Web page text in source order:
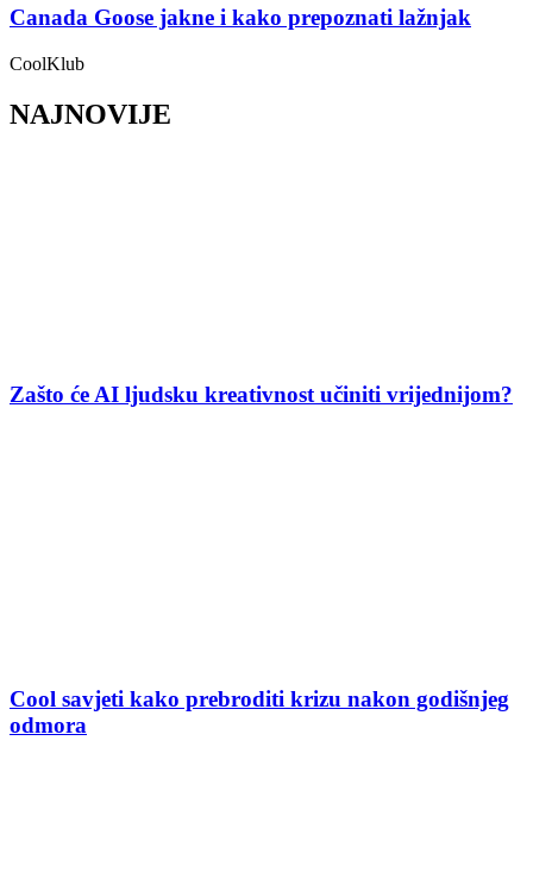
Canada Goose jakne i kako prepoznati lažnjak
CoolKlub
NAJNOVIJE
Zašto će AI ljudsku kreativnost učiniti vrijednijom?
Cool savjeti kako prebroditi krizu nakon godišnjeg
odmora